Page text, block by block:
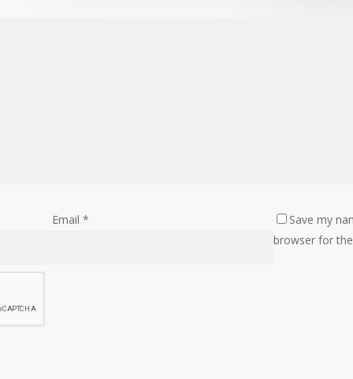
Email *
Save my
browser for